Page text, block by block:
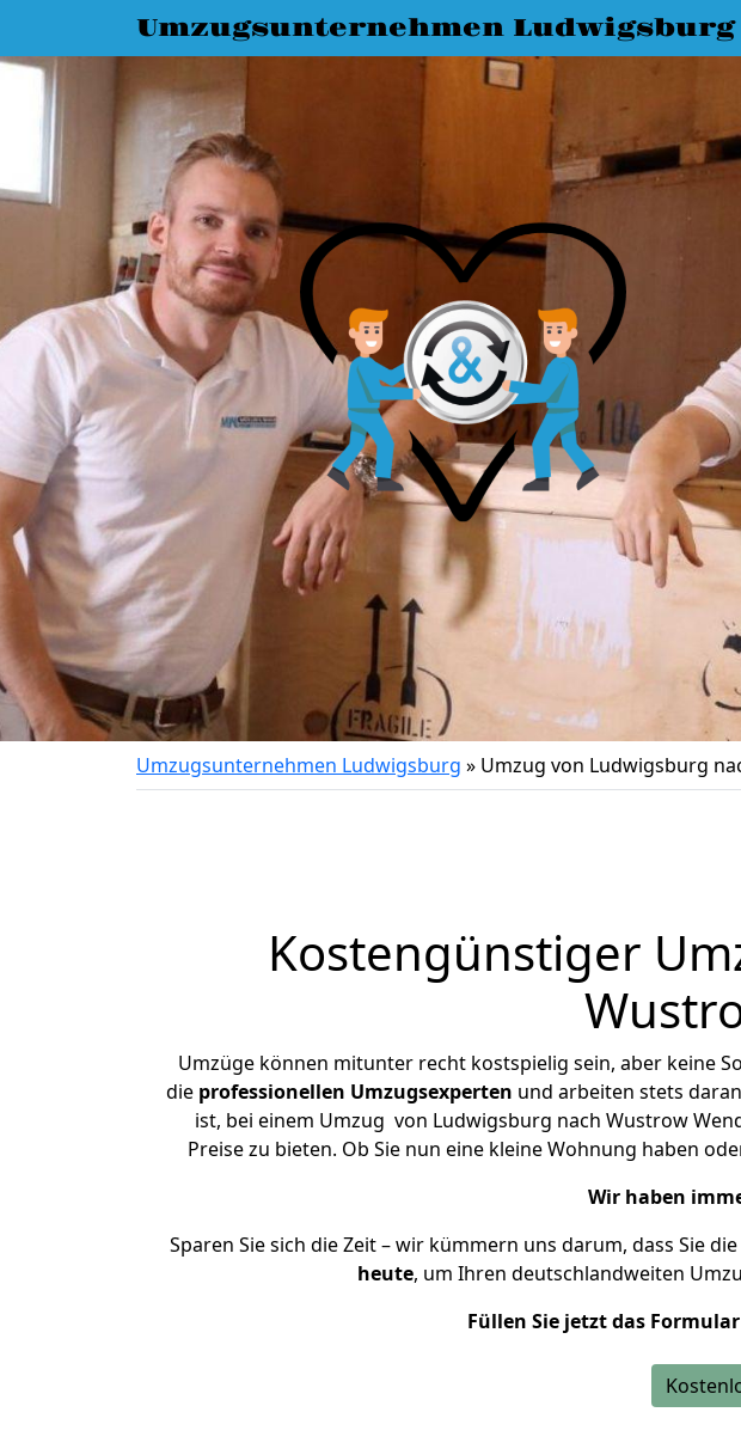
Umzugsunternehmen Ludwigsburg
Umzugsunternehmen Ludwigsburg » Umzug von Ludwigsburg
Kostengünstiger
Umzüge können mitunter recht kostspielig sein, aber keine
die professionellen Umzugsexperten und arbeiten stets
ist, bei einem Umzug von Ludwigsburg nach Wustrow
Preise zu bieten. Ob Sie nun eine kleine Wohnung haben
Wir haben
Sparen Sie sich die Zeit – wir kümmern uns darum, dass Sie
heute, um Ihren deutschlandweiten
Füllen Sie jetzt das